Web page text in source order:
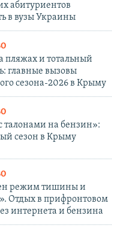
абитуриентов
в вузы Украины
пляжах и тотальный
главные вызовы
сезона-2026 в Крыму
талонами на бензин»:
сезон в Крыму
режим тишины и
Отдых в прифронтовом
интернета и бензина